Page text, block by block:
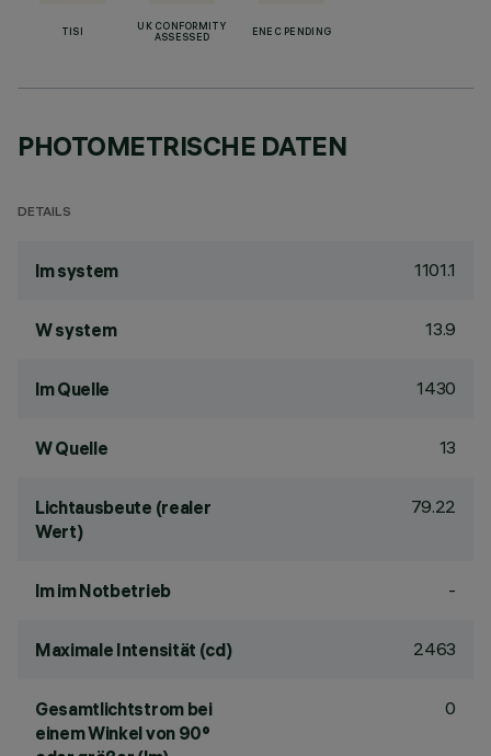
TISI
UK CONFORMITY
ASSESSED
ENEC PENDING
PHOTOMETRISCHE DATEN
DETAILS
lm system 1101.1
W system 13.9
lm Quelle 1430
W Quelle 13
Lichtausbeute (realer
Wert)
79.22
lm im Notbetrieb -
Maximale Intensität (cd) 2463
Gesamtlichtstrom bei
einem Winkel von 90°
0